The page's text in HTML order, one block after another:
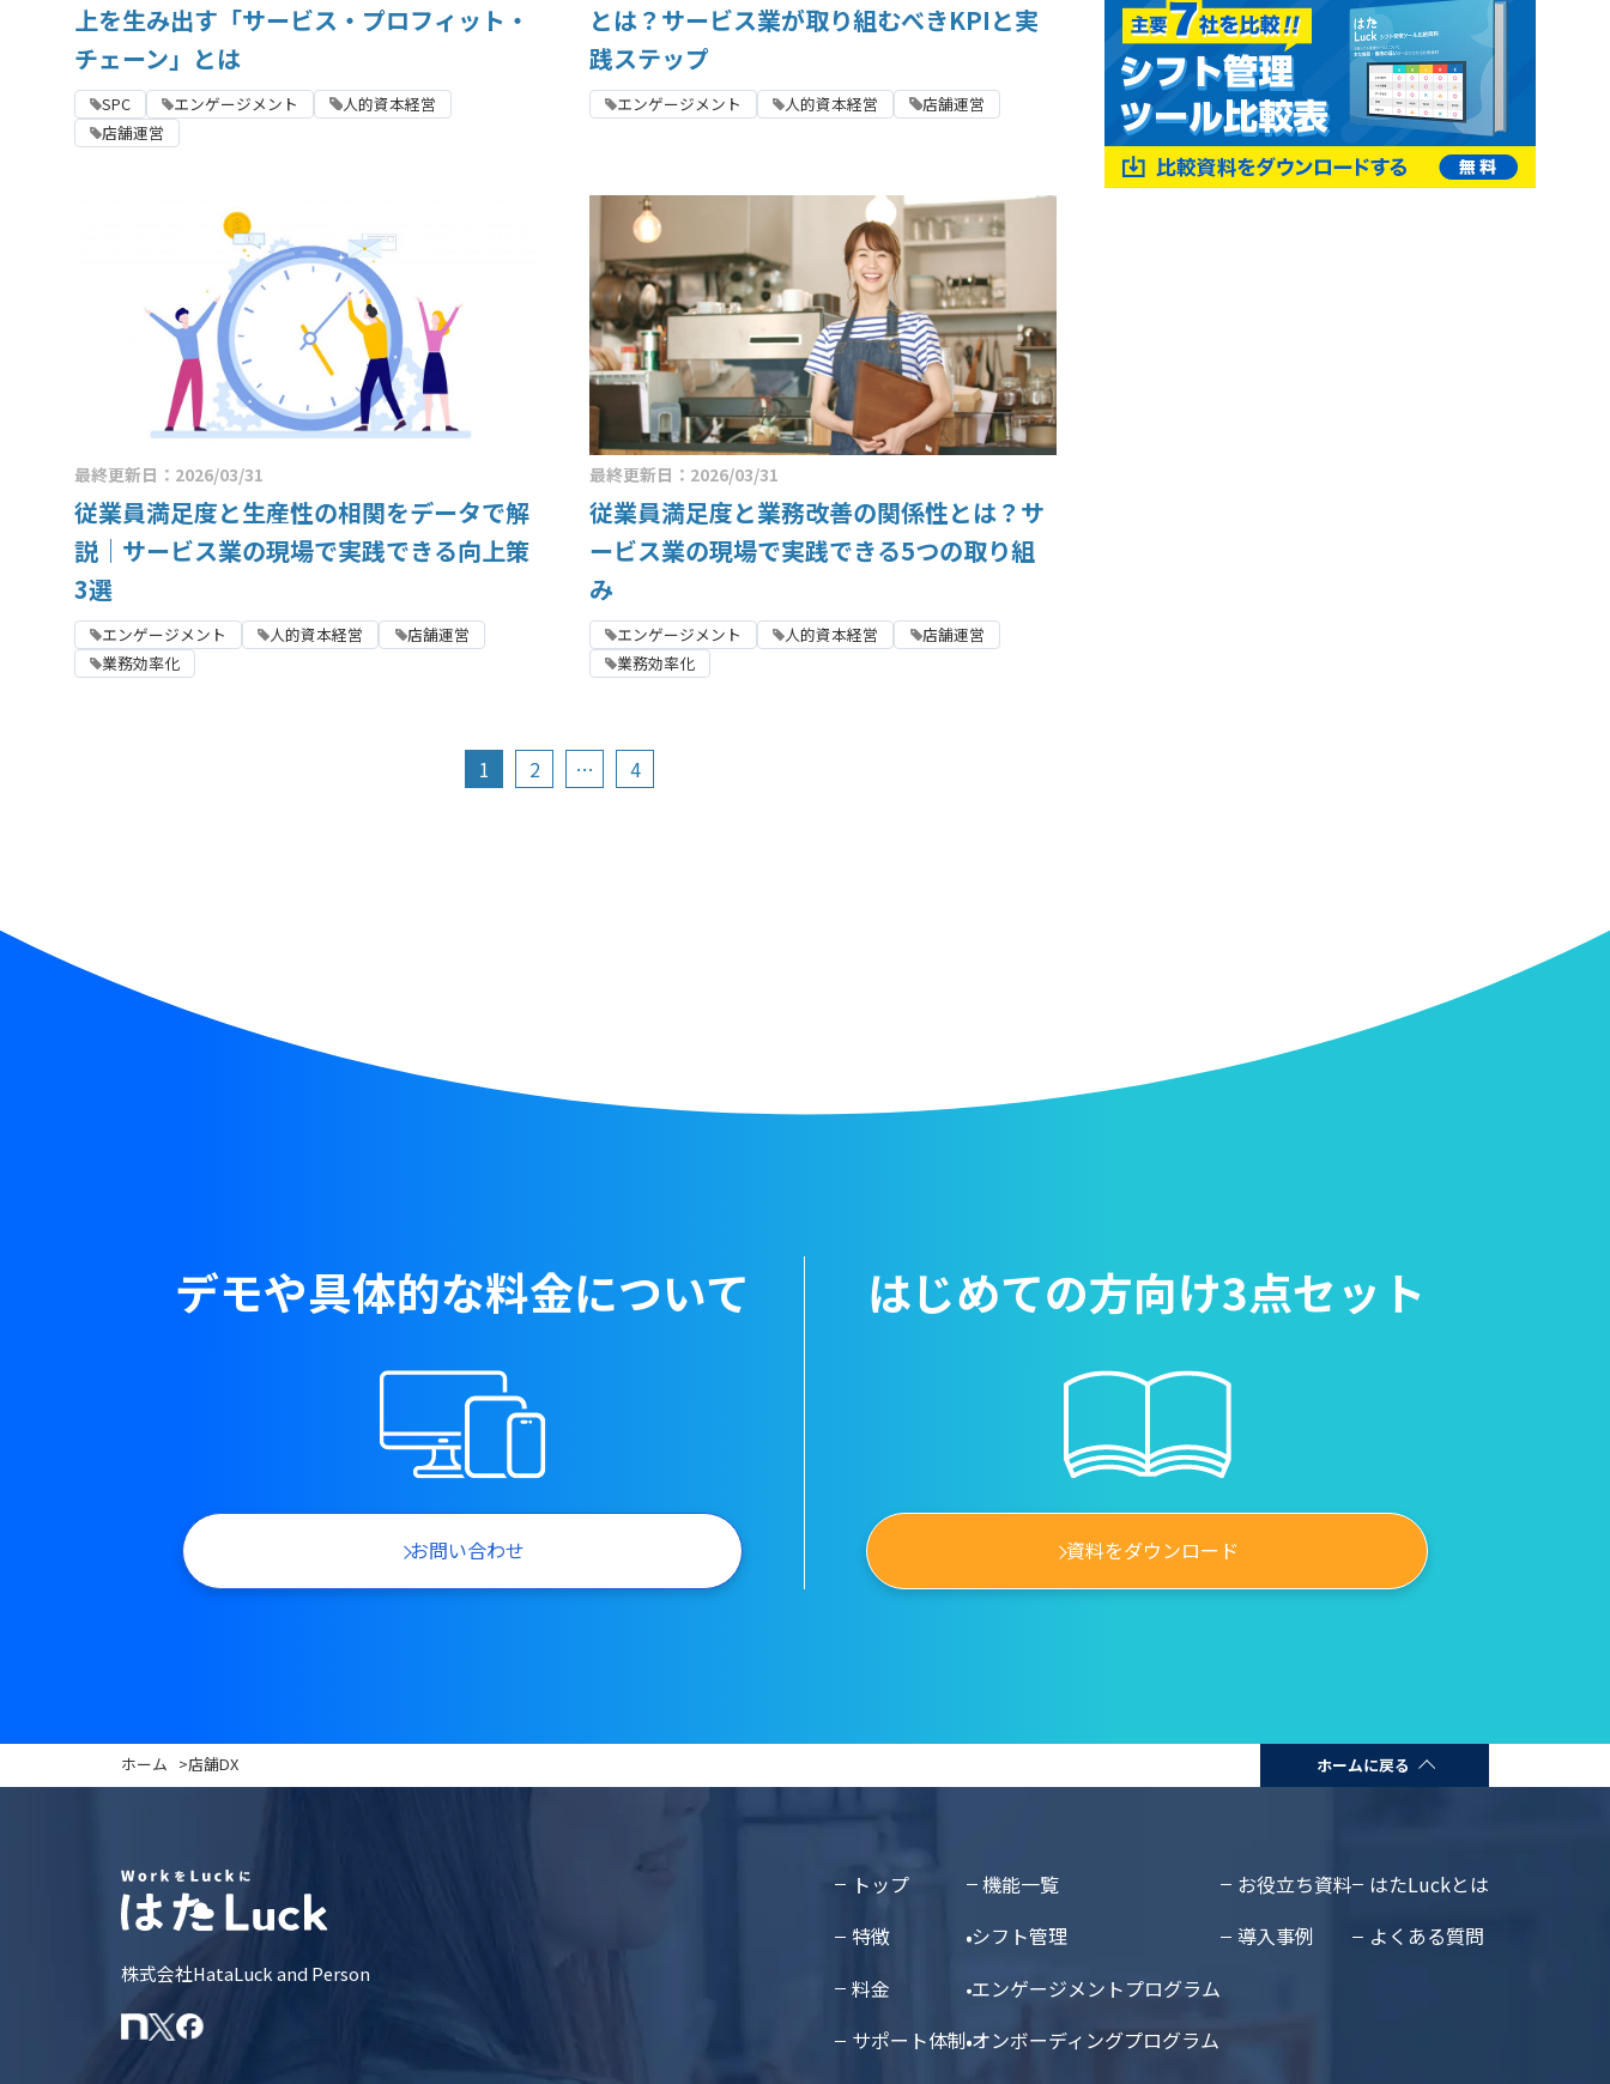
上を生み出す「サービス・プロフィット・
チェーン」とは
SPC エンゲージメント
人的資本経営
店舗運営
とは？サービス業が取り組むべきKPIと実
践ステップ
エンゲージメント 人的資本経営 店舗運営
最終更新日：2026/03/31
従業員満足度と生産性の相関をデータで解
説｜サービス業の現場で実践できる向上策
3選
エンゲージメント 人的資本経営
店舗運営
業務効率化
最終更新日：2026/03/31
従業員満足度と業務改善の関係性とは？サ
ービス業の現場で実践できる5つの取り組
み
エンゲージメント 人的資本経営
店舗運営
業務効率化
1 2 … 4
デモや具体的な料金について
お問い合わせ
はじめての方向け3点セット
資料をダウンロード
ホーム >店舗DX ホームに戻る
株式会社HataLuck and Person
トップ
特徴
料金
サポート体制
機能一覧
シフト管理
エンゲージメントプログラム
オンボーディングプログラム
お役立ち資料
導入事例
はたLuckとは
よくある質問